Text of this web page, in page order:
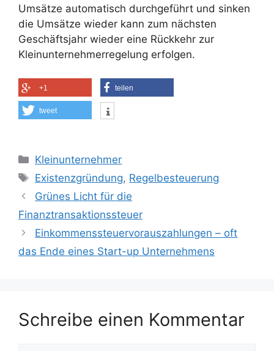
Umsätze automatisch durchgeführt und sinken
die Umsätze wieder kann zum nächsten
Geschäftsjahr wieder eine Rückkehr zur
Kleinunternehmerregelung erfolgen.
+1 teilen
tweet
Kategorien
Kleinunternehmer
Schlagwörter
Existenzgründung, Regelbesteuerung
Grünes Licht für die
Finanztransaktionssteuer
Einkommenssteuervorauszahlungen – oft
das Ende eines Start-up Unternehmens
Schreibe einen Kommentar